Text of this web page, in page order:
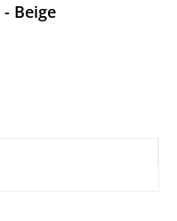
Beige